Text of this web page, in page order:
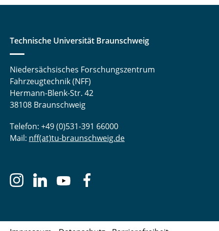
Technische Universität Braunschweig
Niedersächsisches Forschungszentrum
Fahrzeugtechnik (NFF)
Hermann-Blenk-Str. 42
38108 Braunschweig
Telefon: +49 (0)531-391 66000
Mail: nff(at)tu-braunschweig.de